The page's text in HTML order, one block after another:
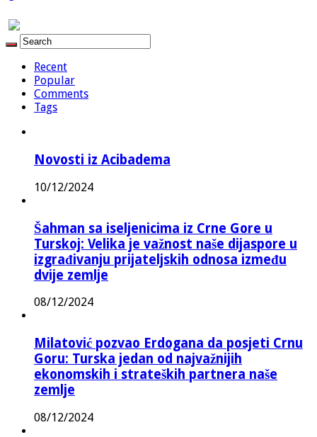
Recent
Popular
Comments
Tags
Novosti iz Acibadema
10/12/2024
Šahman sa iseljenicima iz Crne Gore u
Turskoj: Velika je važnost naše dijaspore u
izgrađivanju prijateljskih odnosa između
dvije zemlje
08/12/2024
Milatović pozvao Erdogana da posjeti Crnu
Goru: Turska jedan od najvažnijih
ekonomskih i strateških partnera naše
zemlje
08/12/2024